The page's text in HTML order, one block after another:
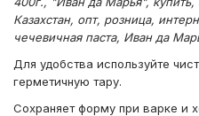
Казахстан, опт, розница,
чечевичная паста, Иван да
Для удобства используйте
герметичную тару.
Сохраняет форму при варке и